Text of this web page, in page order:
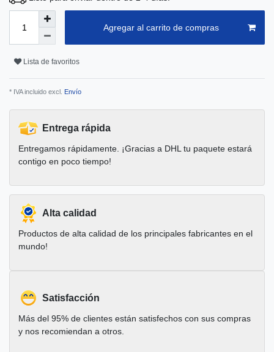
Agregar al carrito de compras
Lista de favoritos
* IVA incluido excl. Envío
Entrega rápida
Entregamos rápidamente. ¡Gracias a DHL tu paquete estará
contigo en poco tiempo!
Alta calidad
Productos de alta calidad de los principales fabricantes en el
mundo!
Satisfacción
Más del 95% de clientes están satisfechos con sus compras
y nos recomiendan a otros.